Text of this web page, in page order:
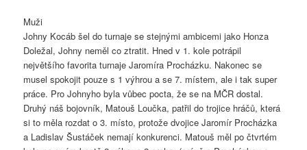
Muži
Johny Kocáb šel do turnaje se stejnými ambicemi jako Honza
Doležal, Johny neměl co ztratit. Hned v 1. kole potrápil
největšího favorita turnaje Jaromíra Procházku. Nakonec se
musel spokojit pouze s 1 výhrou a se 7. místem, ale i tak super
práce. Pro Johnyho byla vůbec pocta, že se na MČR dostal.
Druhý náš bojovník, Matouš Loučka, patřil do trojice hráčů, která
si to měla rozdat o 3. místo, protože dvojice Jaromír Procházka
a Ladislav Šustáček nemají konkurenci. Matouš měl po čtvrtém